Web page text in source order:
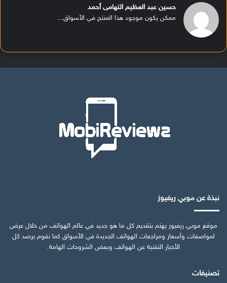
حسين عبد العظيم التهامى أحمد
ممكن يكون موجود هذا المنتج في الأسواق...
نبذة عن موبي ريفيوز
موقع موبي ريفيوز يهتم بتقديم كل ما هو جديد في عالم الهواتف من خلال عرض
لمواصفات وأسعار ومراجعات الهواتف الجديدة في الأسواق كما نقوم برصد كل
الأخبار التقنية عن الهواتف وبعض الشروحات الهامة.
تصنيفات